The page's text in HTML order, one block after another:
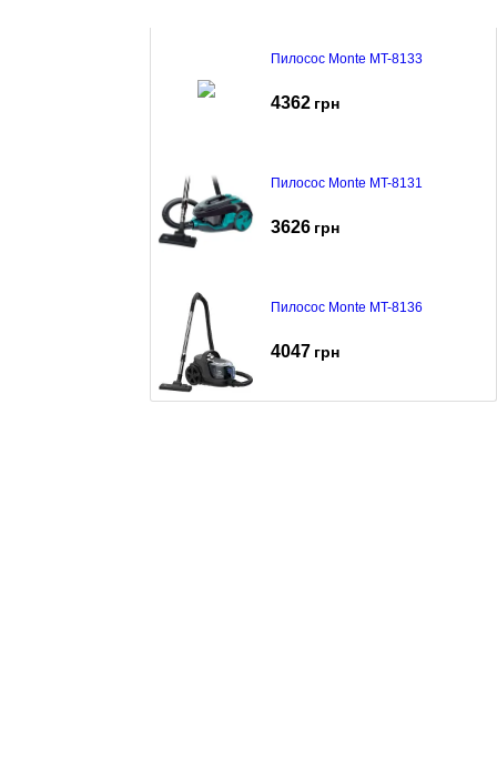
Пилосос Monte MT-8133
4362 грн
Пилосос Monte MT-8131
3626 грн
Пилосос Monte MT-8136
4047 грн